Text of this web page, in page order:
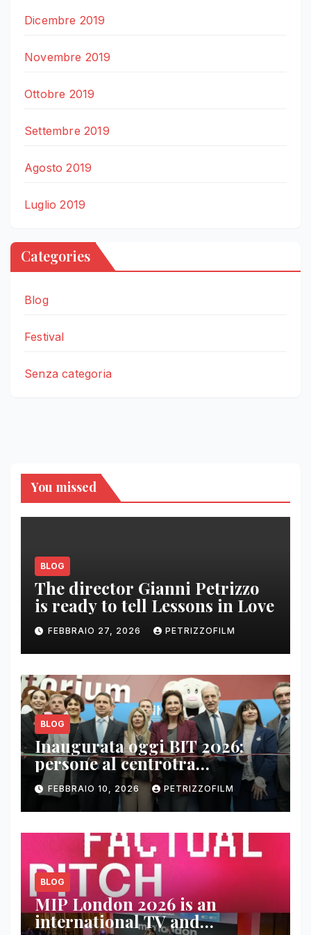
Dicembre 2019
Novembre 2019
Ottobre 2019
Settembre 2019
Agosto 2019
Luglio 2019
Categories
Blog
Festival
Senza categoria
You missed
BLOG
The director Gianni Petrizzo
is ready to tell Lessons in Love
FEBBRAIO 27, 2026 PETRIZZOFILM
BLOG
Inaugurata oggi BIT 2026:
persone al centrotra
contenuti, relazioni e business
FEBBRAIO 10, 2026 PETRIZZOFILM
BLOG
MIP London 2026 is an
international TV and